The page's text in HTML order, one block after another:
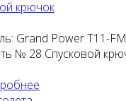
Grand Power T11-
№ 28 Спусковой